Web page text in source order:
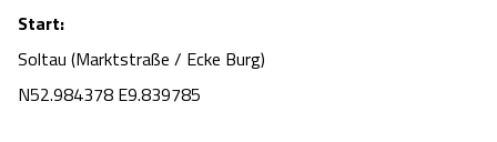
Start:
Soltau (Marktstraße / Ecke Burg)
N52.984378 E9.839785